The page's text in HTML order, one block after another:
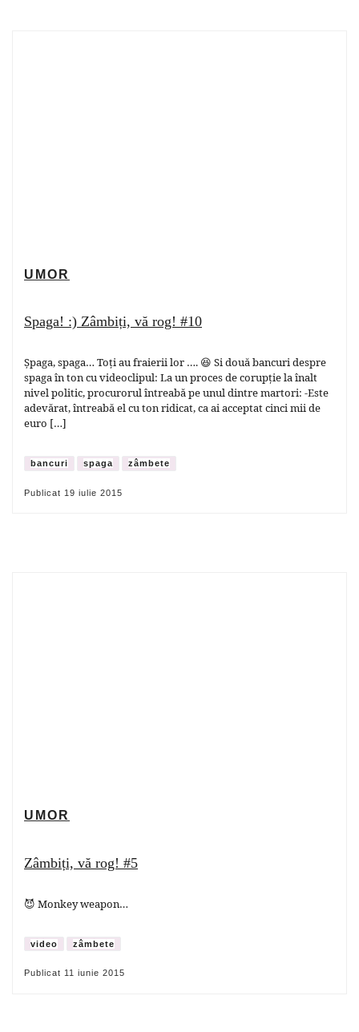
UMOR
Spaga! :) Zâmbiți, vă rog! #10
Șpaga, spaga… Toți au fraierii lor …. 😆 Si două bancuri despre
spaga în ton cu videoclipul: La un proces de corupție la înalt
nivel politic, procurorul întreabă pe unul dintre martori: -Este
adevărat, întreabă el cu ton ridicat, ca ai acceptat cinci mii de
euro […]
bancuri spaga zâmbete
Publicat 19 iulie 2015
UMOR
Zâmbiți, vă rog! #5
😈 Monkey weapon…
video zâmbete
Publicat 11 iunie 2015